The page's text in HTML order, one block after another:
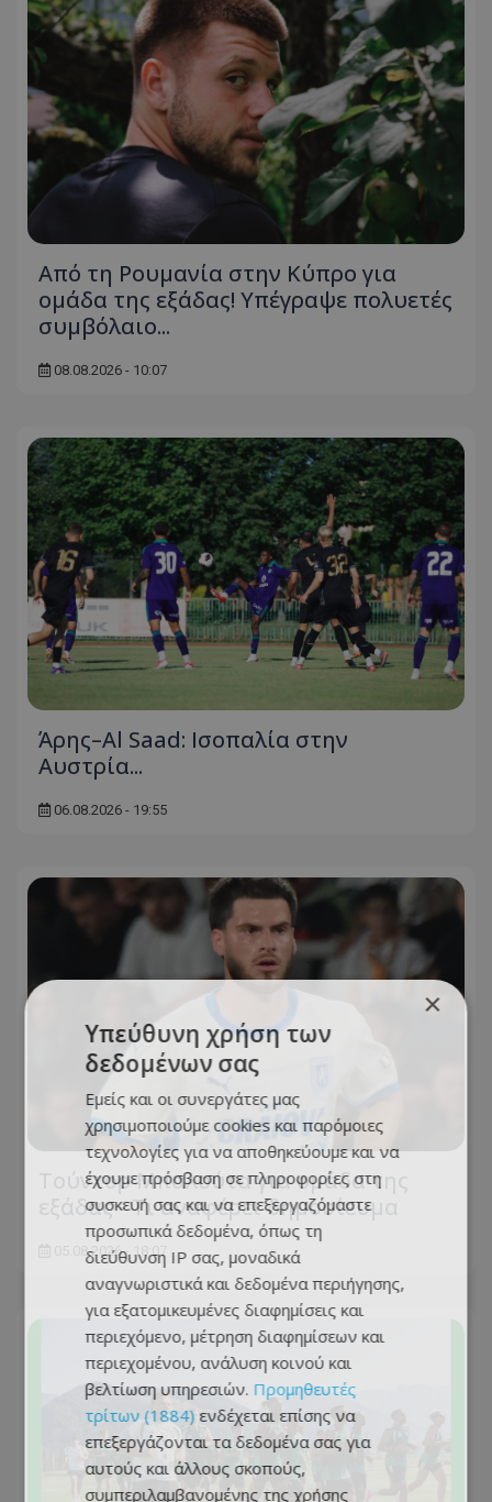
Από τη Ρουμανία στην Κύπρο για
ομάδα της εξάδας! Υπέγραψε πολυετές
συμβόλαιο...
08.08.2026 - 10:07
Άρης–Al Saad: Ισοπαλία στην
Αυστρία...
06.08.2026 - 19:55
Τούντορ Μπαλούτα για ομάδα της
εξάδας - Τι αναφέρει δημοσίευμα
05.08.2026 - 18:07
×
Υπεύθυνη χρήση των
δεδομένων σας
Εμείς και οι συνεργάτες μας
χρησιμοποιούμε cookies και παρόμοιες
τεχνολογίες για να αποθηκεύουμε και να
έχουμε πρόσβαση σε πληροφορίες στη
συσκευή σας και να επεξεργαζόμαστε
προσωπικά δεδομένα, όπως τη
διεύθυνση IP σας, μοναδικά
αναγνωριστικά και δεδομένα περιήγησης,
για εξατομικευμένες διαφημίσεις και
περιεχόμενο, μέτρηση διαφημίσεων και
περιεχομένου, ανάλυση κοινού και
βελτίωση υπηρεσιών. Προμηθευτές
τρίτων (1884) ενδέχεται επίσης να
επεξεργάζονται τα δεδομένα σας για
αυτούς και άλλους σκοπούς,
συμπεριλαμβανομένης της χρήσης